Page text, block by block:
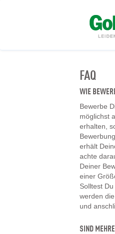
FAQ
WIE
Bewerbe
möglichst
erhalten,
erhält
achte
Deiner
einer
Solltest
werden
und
SIND